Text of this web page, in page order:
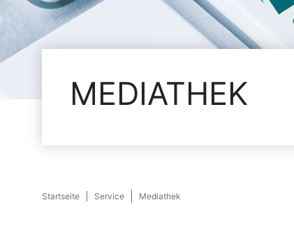
MEDIATHEK
Startseite Service Mediathek